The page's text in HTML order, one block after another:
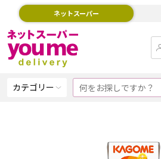
ネットスーパー
カテゴリー